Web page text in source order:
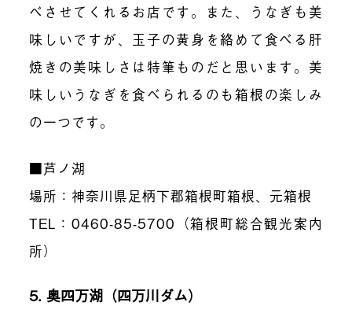
べさせてくれるお店です。また、うなぎも美
味しいですが、玉子の黄身を絡めて食べる肝
焼きの美味しさは特筆ものだと思います。美
味しいうなぎを食べられるのも箱根の楽しみ
の一つです。
■芦ノ湖
場所：神奈川県足柄下郡箱根町箱根、元箱根
TEL：0460-85-5700（箱根町総合観光案内
所）
5. 奥四万湖（四万川ダム）